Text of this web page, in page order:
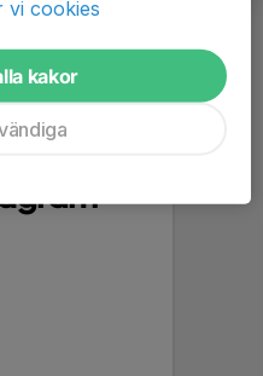
vi cookies
kakor